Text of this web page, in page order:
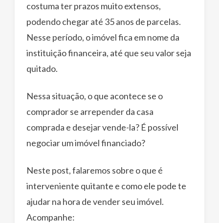
costuma ter prazos muito extensos,
podendo chegar até 35 anos de parcelas.
Nesse período, o imóvel fica em nome da
instituição financeira, até que seu valor seja
quitado.
Nessa situação, o que acontece se o
comprador se arrepender da casa
comprada e desejar vende-la? É possível
negociar um imóvel financiado?
Neste post, falaremos sobre o que é
interveniente quitante e como ele pode te
ajudar na hora de vender seu imóvel.
Acompanhe: